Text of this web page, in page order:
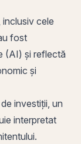
cele
fost
(AI) și reflectă
și
investiții, un
interpretat